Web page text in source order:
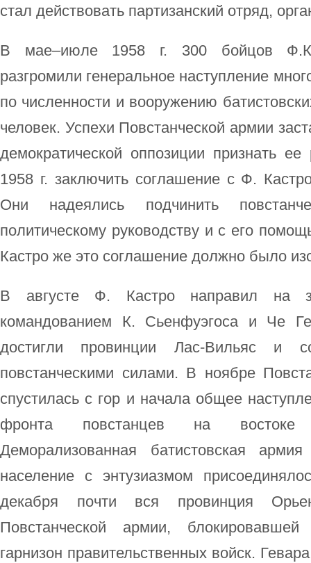
стал действовать партизанский отряд,
В мае–июле 1958 г. 300 бойцов
разгромили генеральное наступление
по численности и вооружению
человек. Успехи Повстанческой армии
демократической оппозиции признать
1958 г. заключить соглашение с Ф.
Они надеялись подчинить
политическому руководству и с его
Кастро же это соглашение должно было
В августе Ф. Кастро направил на
командованием К. Сьенфуэгоса и Че
достигли провинции Лас-Вильяс и
повстанческими силами. В ноябре
спустилась с гор и начала общее
фронта повстанцев на востоке
Деморализованная батистовская
население с энтузиазмом
декабря почти вся провинция
Повстанческой армии,
гарнизон правительственных войск.